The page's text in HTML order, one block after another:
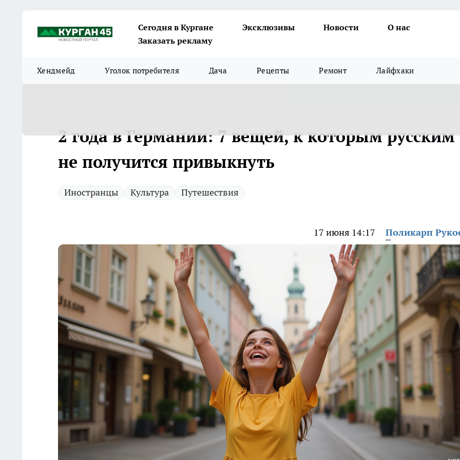
Сегодня в Кургане Эксклюзивы Новости
О нас
Заказать рекламу
Хендмейд Уголок потребителя Дача Рецепты Ремонт Лайфхаки
2 года в Германии: 7 вещей, к которым русским
не получится привыкнуть
Иностранцы Культура Путешествия
17 июня 14:17 Поликарп